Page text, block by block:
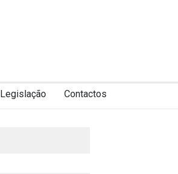
Legislação Contactos